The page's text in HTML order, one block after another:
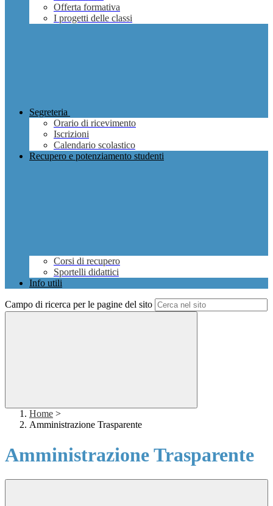
Offerta formativa
I progetti delle classi
Segreteria
Orario di ricevimento
Iscrizioni
Calendario scolastico
Recupero e potenziamento studenti
Corsi di recupero
Sportelli didattici
Info utili
Campo di ricerca per le pagine del sito
Home >
Amministrazione Trasparente
Amministrazione Trasparente